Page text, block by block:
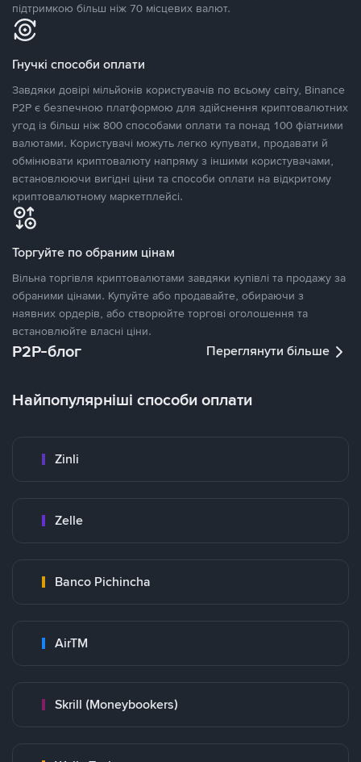
підтримкою більш ніж 70 місцевих валют.
Гнучкі способи оплати
Завдяки довірі мільйонів користувачів по всьому світу, Binance
P2P є безпечною платформою для здійснення криптовалютних
угод із більш ніж 800 способами оплати та понад 100 фіатними
валютами. Користувачі можуть легко купувати, продавати й
обмінювати криптовалюту напряму з іншими користувачами,
встановлюючи вигідні ціни та способи оплати на відкритому
криптовалютному маркетплейсі.
Торгуйте по обраним цінам
Вільна торгівля криптовалютами завдяки купівлі та продажу за
обраними цінами. Купуйте або продавайте, обираючи з
наявних ордерів, або створюйте торгові оголошення та
встановлюйте власні ціни.
P2P-блог Переглянути більше
Найпопулярніші способи оплати
Zinli
Zelle
Banco Pichincha
AirTM
Skrill (Moneybookers)